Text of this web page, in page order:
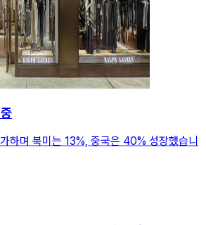
하며 북미는 13%, 중국은 40% 성장했습니